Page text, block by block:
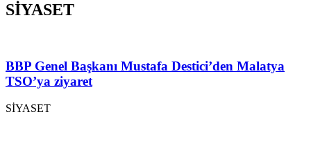
SİYASET
BBP Genel Başkanı Mustafa Destici’den Malatya
TSO’ya ziyaret
SİYASET